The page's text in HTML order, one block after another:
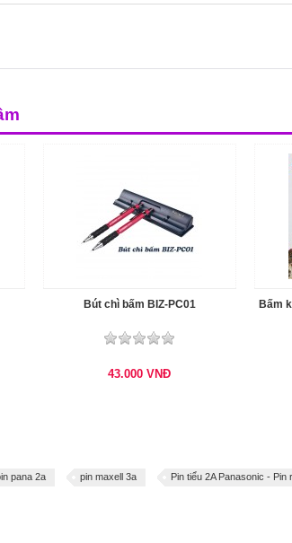
Bút chì bấm BIZ-PC01
43.000VNĐ
Bấm
pana 2a pin maxell 3a Pin tiểu 2A Panasonic - Pin